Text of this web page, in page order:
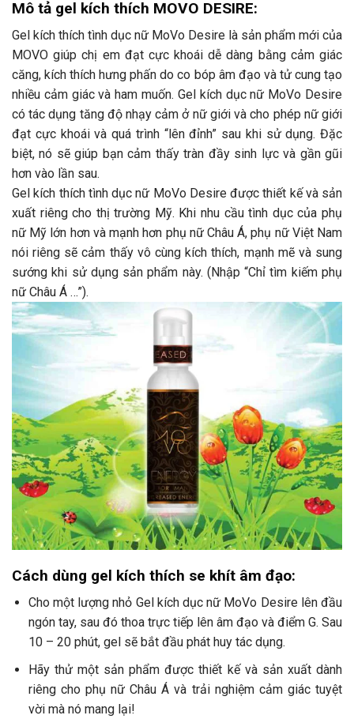
Mô tả gel kích thích MOVO DESIRE:
Gel kích thích tình dục nữ MoVo Desire là sản phẩm mới của
MOVO giúp chị em đạt cực khoái dễ dàng bằng cảm giác
căng, kích thích hưng phấn do co bóp âm đạo và tử cung tạo
nhiều cảm giác và ham muốn. Gel kích dục nữ MoVo Desire
có tác dụng tăng độ nhạy cảm ở nữ giới và cho phép nữ giới
đạt cực khoái và quá trình “lên đỉnh” sau khi sử dụng. Đặc
biệt, nó sẽ giúp bạn cảm thấy tràn đầy sinh lực và gần gũi
hơn vào lần sau.
Gel kích thích tình dục nữ MoVo Desire được thiết kế và sản
xuất riêng cho thị trường Mỹ. Khi nhu cầu tình dục của phụ
nữ Mỹ lớn hơn và mạnh hơn phụ nữ Châu Á, phụ nữ Việt Nam
nói riêng sẽ cảm thấy vô cùng kích thích, mạnh mẽ và sung
sướng khi sử dụng sản phẩm này. (Nhập “Chỉ tìm kiếm phụ
nữ Châu Á …”).
Cách dùng gel kích thích se khít âm đạo:
Cho một lượng nhỏ Gel kích dục nữ MoVo Desire lên đầu
ngón tay, sau đó thoa trực tiếp lên âm đạo và điểm G. Sau
10 – 20 phút, gel sẽ bắt đầu phát huy tác dụng.
Hãy thử một sản phẩm được thiết kế và sản xuất dành
riêng cho phụ nữ Châu Á và trải nghiệm cảm giác tuyệt
vời mà nó mang lại!